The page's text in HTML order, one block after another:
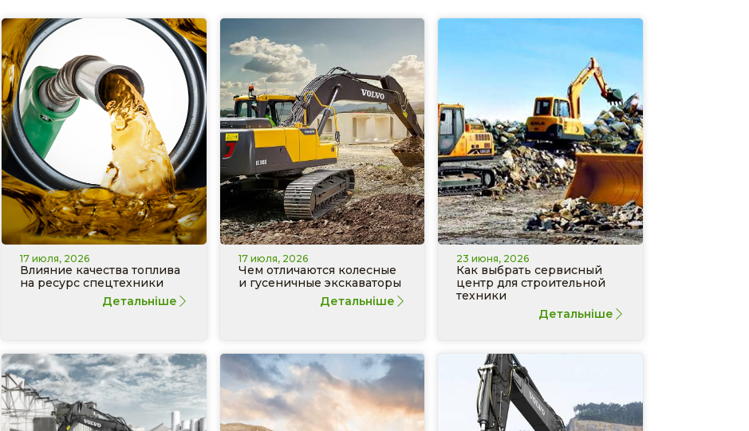
17 июля, 2026
Влияние качества топлива
на ресурс спецтехники
Детальніше
17 июля, 2026
Чем отличаются колесные
и гусеничные экскаваторы
Детальніше
23 июня, 2026
Как выбрать сервисный
центр для строительной
техники
Детальніше